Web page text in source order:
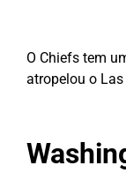
O Chiefs tem
atropelou o Las